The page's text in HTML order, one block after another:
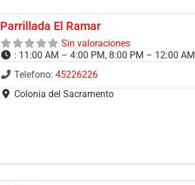
Parrillada El Ramar
Sin valoraciones
: 11:00 AM – 4:00 PM, 8:00 PM – 12:00 AM
Telefono:45226226
Colonia del Sacramento